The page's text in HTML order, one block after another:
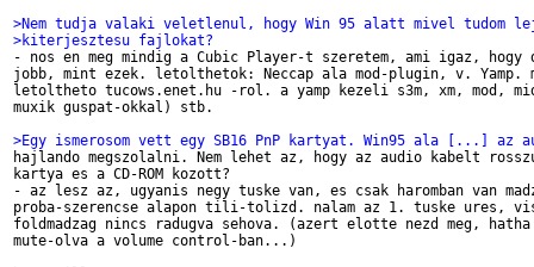
>Nem tudja valaki veletlenul, hogy Win 95 alatt mivel tudom
>kiterjesztesu fajlokat?
- nos en meg mindig a Cubic Player-t szeretem, ami igaz, hogy
jobb, mint ezek. letolthetok: Neccap ala mod-plugin, v. Yamp.
letoltheto tucows.enet.hu -rol. a yamp kezeli s3m, xm, mod,
muxik guspat-okkal) stb.
>Egy ismerosom vett egy SB16 PnP kartyat. Win95 ala [...] az
hajlando megszolalni. Nem lehet az, hogy az audio kabelt
kartya es a CD-ROM kozott?
- az lesz az, ugyanis negy tuske van, es csak haromban van
proba-szerencse alapon tili-tolizd. nalam az 1. tuske ures,
foldmadzag nincs radugva sehova. (azert elotte nezd meg,
mute-olva a volume control-ban...)